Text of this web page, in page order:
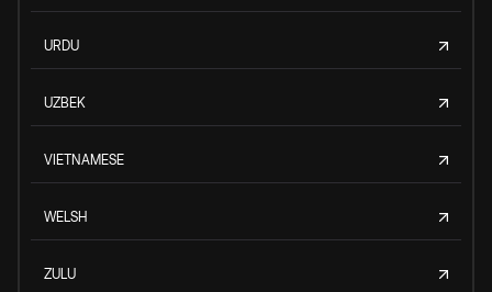
URDU
UZBEK
VIETNAMESE
WELSH
ZULU